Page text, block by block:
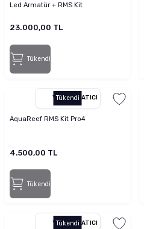
Led Armatür + RMS Kit
23.000,00 TL
Tükendi
Tükendi
YETKILI SATICI
AquaReef RMS Kit Pro4
4.500,00 TL
Tükendi
Tükendi
YETKILI SATICI